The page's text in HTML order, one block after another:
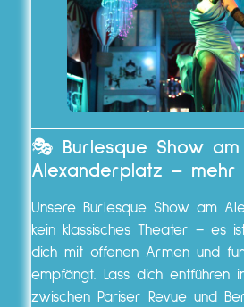
🎭
Burlesque Show am
Alexanderplatz – mehr
Unsere Burlesque Show am
kein klassisches Theater – es
dich mit offenen Armen und
empfängt. Lass dich entführen
zwischen Pariser Revue und